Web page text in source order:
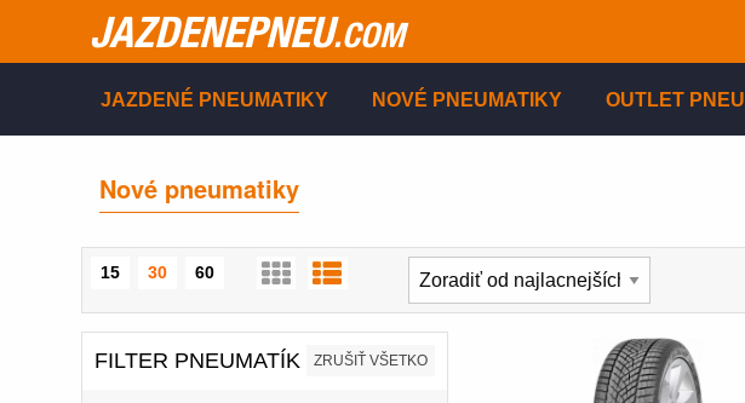
JAZDENEPNEU.COM
JAZDENÉ PNEUMATIKY NOVÉ PNEUMATIKY OUTLET PNEU
Nové pneumatiky
15 30 60
FILTER PNEUMATÍK ZRUŠIŤ VŠETKO